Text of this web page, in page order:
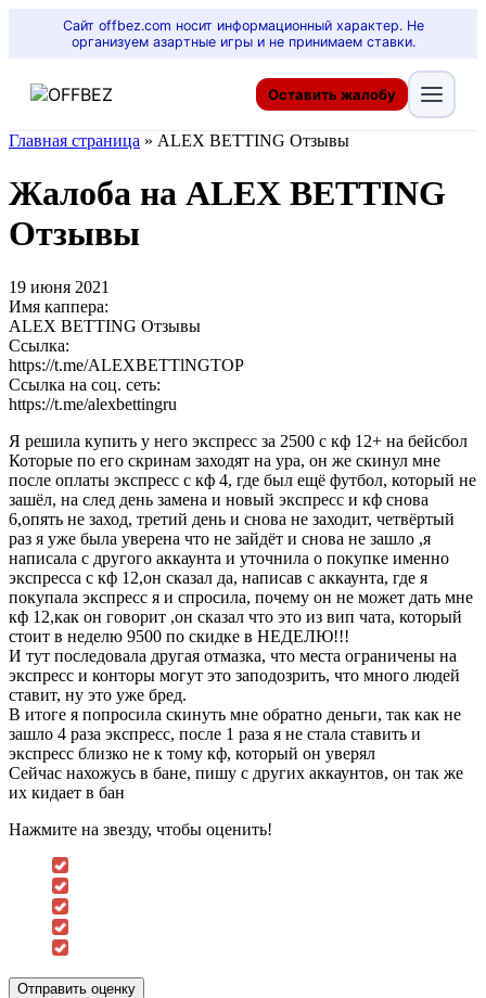
Сайт offbez.com носит информационный характер. Не
организуем азартные игры и не принимаем ставки.
Оставить жалобу
Главная страница » ALEX BETTING Отзывы
Жалоба на ALEX BETTING
Отзывы
19 июня 2021
Имя каппера:
ALEX BETTING Отзывы
Ссылка:
https://t.me/ALEXBETTlNGTOP
Ссылка на соц. сеть:
https://t.me/alexbettingru
Я решила купить у него экспресс за 2500 с кф 12+ на бейсбол
Которые по его скринам заходят на ура, он же скинул мне
после оплаты экспресс с кф 4, где был ещё футбол, который не
зашёл, на след день замена и новый экспресс и кф снова
6,опять не заход, третий день и снова не заходит, четвёртый
раз я уже была уверена что не зайдёт и снова не зашло ,я
написала с другого аккаунта и уточнила о покупке именно
экспресса с кф 12,он сказал да, написав с аккаунта, где я
покупала экспресс я и спросила, почему он не может дать мне
кф 12,как он говорит ,он сказал что это из вип чата, который
стоит в неделю 9500 по скидке в НЕДЕЛЮ!!!
И тут последовала другая отмазка, что места ограничены на
экспресс и конторы могут это заподозрить, что много людей
ставит, ну это уже бред.
В итоге я попросила скинуть мне обратно деньги, так как не
зашло 4 раза экспресс, после 1 раза я не стала ставить и
экспресс близко не к тому кф, который он уверял
Сейчас нахожусь в бане, пишу с других аккаунтов, он так же
их кидает в бан
Нажмите на звезду, чтобы оценить!
Отправить оценку